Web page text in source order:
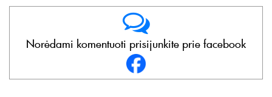
Norėdami komentuoti prisijunkite prie facebook